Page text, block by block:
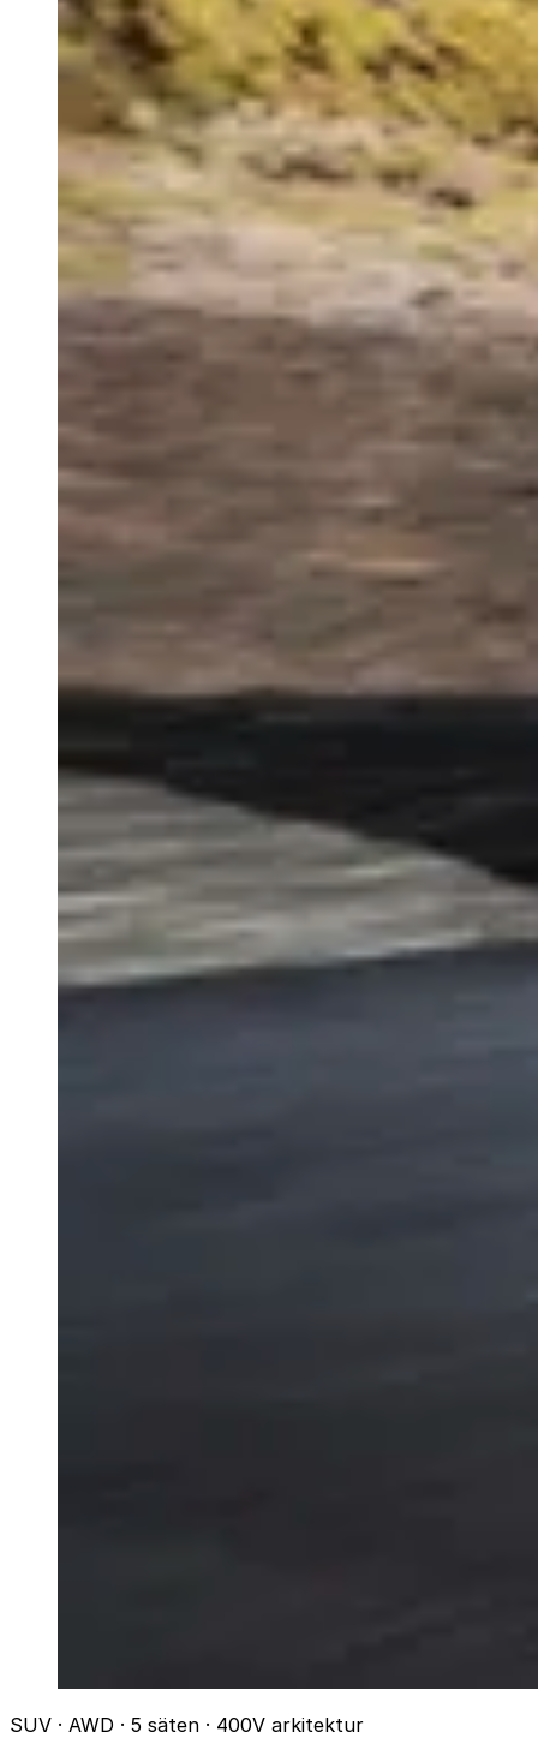
SUV · AWD · 5 säten · 400V arkitektur